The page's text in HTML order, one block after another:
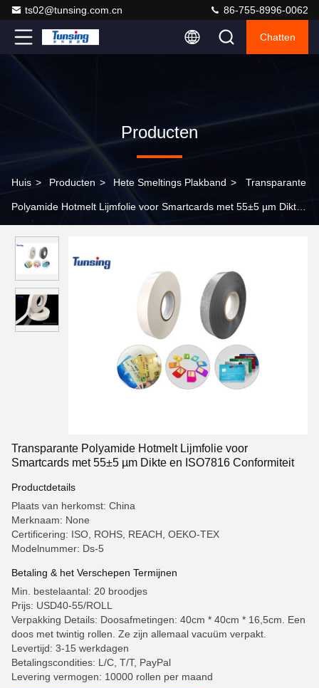
ts02@tunsing.com.cn 86-755-8996-0062
Chatten
Producten
Huis > Producten > Hete Smeltings Plakband > Transparante
Polyamide Hotmelt Lijmfolie voor Smartcards met 55±5 µm Dikte
Transparante Polyamide Hotmelt Lijmfolie voor
Smartcards met 55±5 µm Dikte en ISO7816 Conformiteit
Productdetails
Plaats van herkomst: China
Merknaam: None
Certificering: ISO, ROHS, REACH, OEKO-TEX
Modelnummer: Ds-5
Betaling & het Verschepen Termijnen
Min. bestelaantal: 20 broodjes
Prijs: USD40-55/ROLL
Verpakking Details: Doosafmetingen: 40cm * 40cm * 16,5cm. Een
doos met twintig rollen. Ze zijn allemaal vacuüm verpakt.
Levertijd: 3-15 werkdagen
Betalingscondities: L/C, T/T, PayPal
Levering vermogen: 10000 rollen per maand